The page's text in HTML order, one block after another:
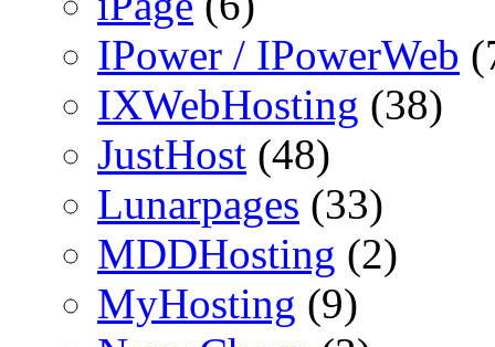
IPower / IPowerWeb
IXWebHosting (38)
JustHost (48)
Lunarpages (33)
MDDHosting (2)
MyHosting (9)